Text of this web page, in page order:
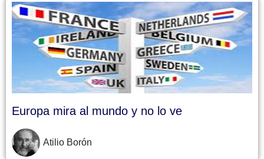
Europa mira al mundo y no lo ve
Atilio Borón